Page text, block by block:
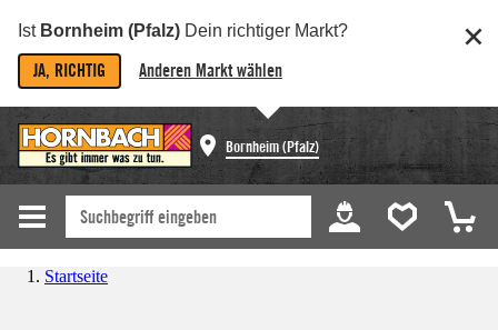
Ist Bornheim (Pfalz) Dein richtiger Markt?
JA, RICHTIG Anderen Markt wählen
Bornheim (Pfalz)
Startseite